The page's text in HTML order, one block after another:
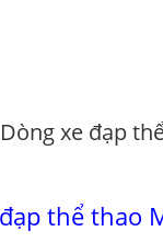
Dòng xe đạp
thể thao